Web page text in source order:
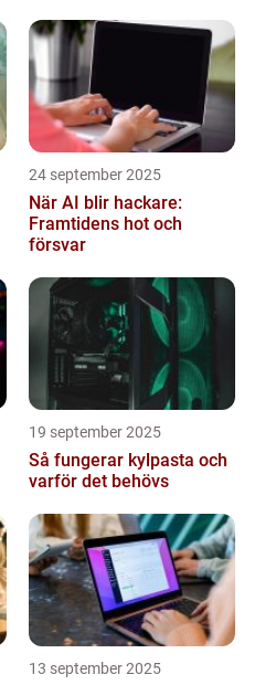
24 september 2025
När AI blir hackare:
Framtidens hot och
försvar
19 september 2025
Så fungerar kylpasta och
varför det behövs
13 september 2025